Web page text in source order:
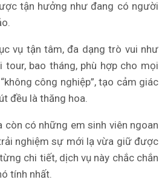
tận hưởng như đang có người
vụ tận tâm, đa dạng trò vui như
tour, bao tháng, phù hợp cho mọi
công nghiệp”, tạo cảm giác
đều là thăng hoa.
còn có những em sinh viên ngoan
nghiệm sự mới lạ vừa giữ được
chi tiết, dịch vụ này chắc chắn
tính nhất.